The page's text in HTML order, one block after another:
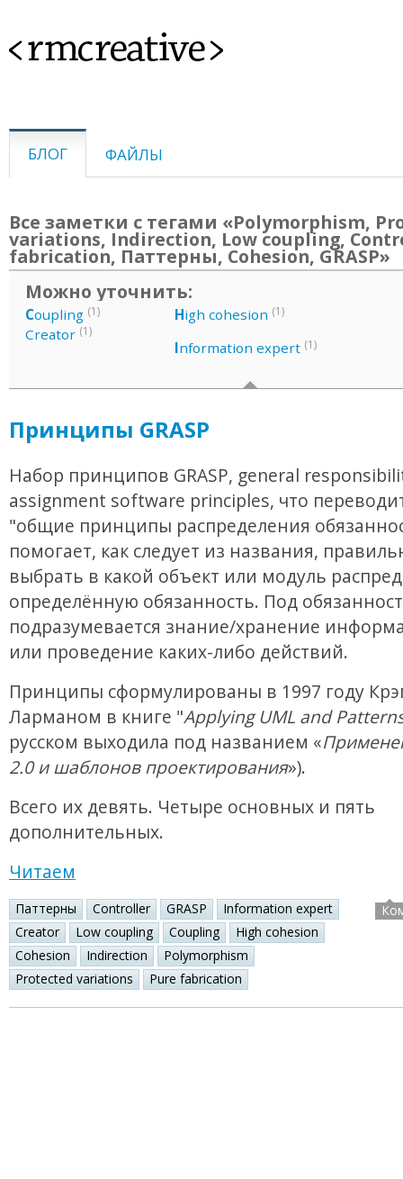
<rmcreative>
БЛОГ ФАЙЛЫ
Все заметки с тегами «Polymorphism,
variations, Indirection, Low coupling,
fabrication, Паттерны, Cohesion, GRASP»
Можно уточнить:
Coupling (1)
Creator (1)
High cohesion (1)
Information expert (1)
Принципы GRASP
Набор принципов GRASP, general
assignment software principles, что
"общие принципы распределения
помогает, как следует из названия,
выбрать в какой объект или модуль
определённую обязанность. Под
подразумевается знание/хранение
или проведение каких-либо действий.
Принципы сформулированы в 1997 году
Ларманом в книге "Applying UML and
русском выходила под названием «
2.0 и шаблонов проектирования»).
Всего их девять. Четыре основных и пять
дополнительных.
Читаем
Паттерны Controller GRASP
Information expert
Creator
Low coupling Coupling
High cohesion
Cohesion
Indirection
Polymorphism
Protected variations
Pure fabrication